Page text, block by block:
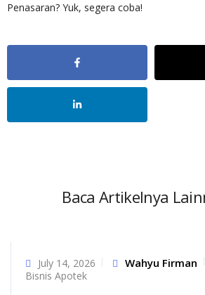
Penasaran? Yuk, segera coba!
Baca Artikelnya
July 14, 2026 Wahyu Firman
Bisnis Apotek